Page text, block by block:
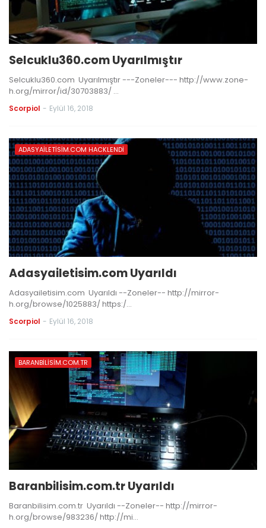
Selcuklu360.com Uyarılmıştır
Selcuklu360.com Uyarılmıştır ---Zoneler--- http://www.zone-
h.org/mirror/id/30703883/ …
Scorpiol - Eylül 16, 2018
ADASYAILETISIM.COM HACKLENDI
Adasyailetisim.com Uyarıldı
Adasyailetisim.com Uyarıldı --Zoneler-- http://mirror-
h.org/browse/1025883/ https:/…
Scorpiol - Eylül 16, 2018
BARANBILISIM.COM.TR
Baranbilisim.com.tr Uyarıldı
Baranbilisim.com.tr Uyarıldı --Zoneler-- http://mirror-
h.org/browse/983236/ http://mi…